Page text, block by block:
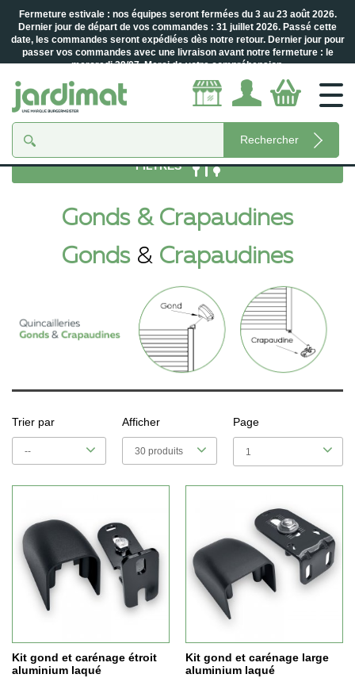
Fermeture estivale : nos équipes seront fermées du 3 au 23 août 2026.
Dernier jour de départ de vos commandes : 31 juillet 2026. Passé cette
date, les commandes seront expédiées dès notre retour. Dernier jour pour
passer vos commandes avec une livraison avant notre fermeture : le
mercredi 29/07. Merci de votre compréhension.
Rechercher
Accueil Gonds & Crapaudines
FILTRES
Gonds & Crapaudines
Gonds& Crapaudines
Trier par
--
Afficher
30 produits
Page
1
Kit gond et carénage étroit
aluminium laqué
Kit gond et carénage large
aluminium laqué